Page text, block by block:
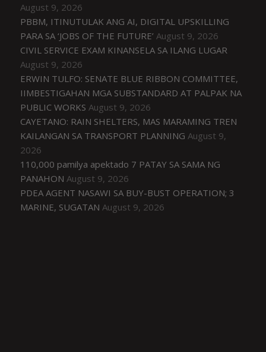
August 9, 2026
PBBM, ITINUTULAK ANG AI, DIGITAL UPSKILLING
PARA SA ‘JOBS OF THE FUTURE’ August 9, 2026
CIVIL SERVICE EXAM KINANSELA SA ILANG LUGAR
August 9, 2026
ERWIN TULFO: SENATE BLUE RIBBON COMMITTEE,
IIMBESTIGAHAN MGA SUBSTANDARD AT PALPAK NA
PUBLIC WORKS August 9, 2026
CAYETANO: RAIN SHELTERS, MAS MARAMING TREN
KAILANGAN SA TRANSPORT PLANNING August 9,
2026
110,000 pamilya apektado 7 PATAY SA SAMA NG
PANAHON August 9, 2026
PDEA AGENT NASAWI SA BUY-BUST OPERATION; 3
MARINE, SUGATAN August 9, 2026